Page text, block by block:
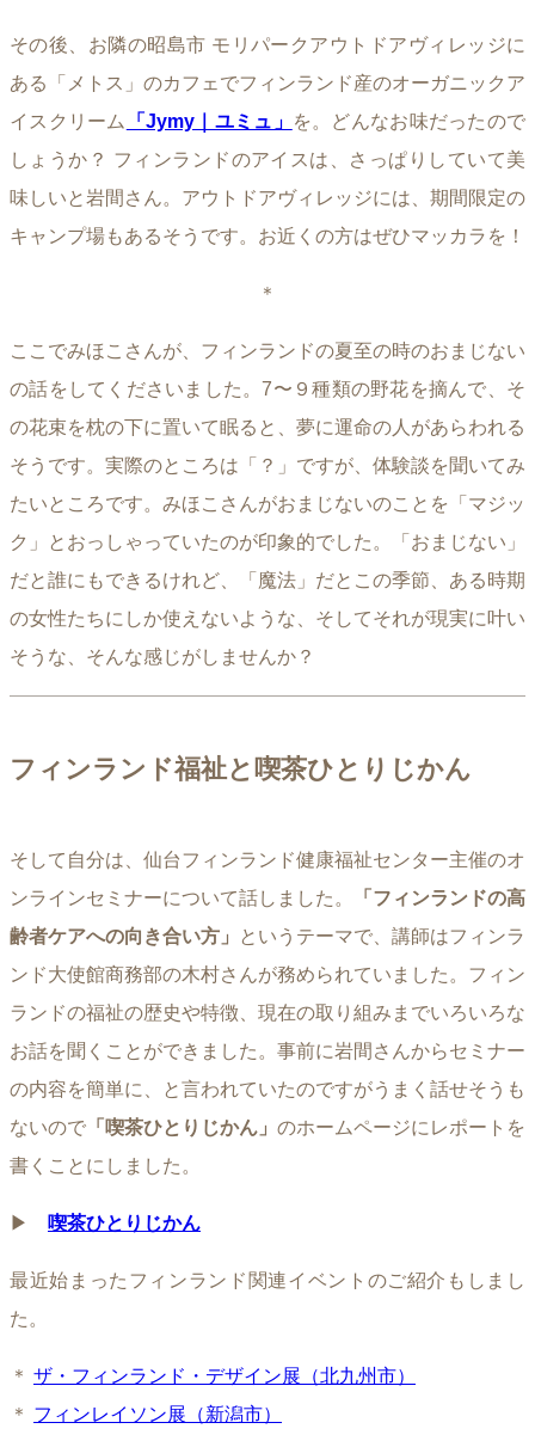
その後、お隣の昭島市 モリパークアウトドアヴィレッジに
ある「メトス」のカフェでフィンランド産のオーガニックア
イスクリーム
「Jymy｜ユミュ」 を。どんなお味だったので
しょうか？ フィンランドのアイスは、さっぱりしていて美
味しいと岩間さん。アウトドアヴィレッジには、期間限定の
キャンプ場もあるそうです。お近くの方はぜひマッカラを！
＊
ここでみほこさんが、フィンランドの夏至の時のおまじない
の話をしてくださいました。7〜９種類の野花を摘んで、そ
の花束を枕の下に置いて眠ると、夢に運命の人があらわれる
そうです。実際のところは「？」ですが、体験談を聞いてみ
たいところです。みほこさんがおまじないのことを「マジッ
ク」とおっしゃっていたのが印象的でした。「おまじない」
だと誰にもできるけれど、「魔法」だとこの季節、ある時期
の女性たちにしか使えないような、そしてそれが現実に叶い
そうな、そんな感じがしませんか？
フィンランド福祉と喫茶ひとりじかん
そして自分は、仙台フィンランド健康福祉センター主催のオ
ンラインセミナーについて話しました。
「フィンランドの高
齢者ケアへの向き合い方」
というテーマで、講師はフィンラ
ンド大使館商務部の木村さんが務められていました。フィン
ランドの福祉の歴史や特徴、現在の取り組みまでいろいろな
お話を聞くことができました。事前に岩間さんからセミナー
の内容を簡単に、と言われていたのですがうまく話せそうも
ないので 「喫茶ひとりじかん」 のホームページにレポートを
書くことにしました。
▶︎ 喫茶ひとりじかん
最近始まったフィンランド関連イベントのご紹介もしまし
た。
＊ ザ・フィンランド・デザイン展（北九州市）
＊ フィンレイソン展（新潟市）